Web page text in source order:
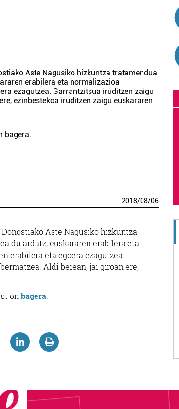
Aste Nagusiko hizkuntza tratamendua
erabilera eta normalizazioa
ezagutzea. Garrantzitsua iruditzen zaigu
ezinbestekoa iruditzen zaigu euskararen
bagera.
2018/08/06
Aste Nagusiko hizkuntza
du ardatz, euskararen erabilera eta
erabilera eta egoera ezagutzea.
Aldi berean, jai giroan ere,
onbagera